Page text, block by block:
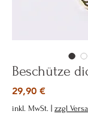
Beschütze
29,90 €Preis
inkl. MwSt. zzgl